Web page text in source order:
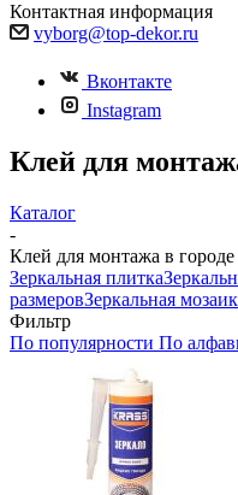
Контактная информация
vyborg@top-dekor.ru
Вконтакте
Instagram
Клей для
Каталог
-
Клей для монтажа в
Зеркальная плитка
размеровЗеркальная
Фильтр
По популярности По